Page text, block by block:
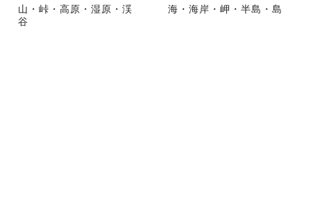
山・峠・高原・湿原・渓
谷
海・海岸・岬・半島・島